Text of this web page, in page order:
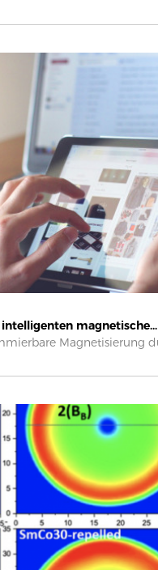
magnetische...